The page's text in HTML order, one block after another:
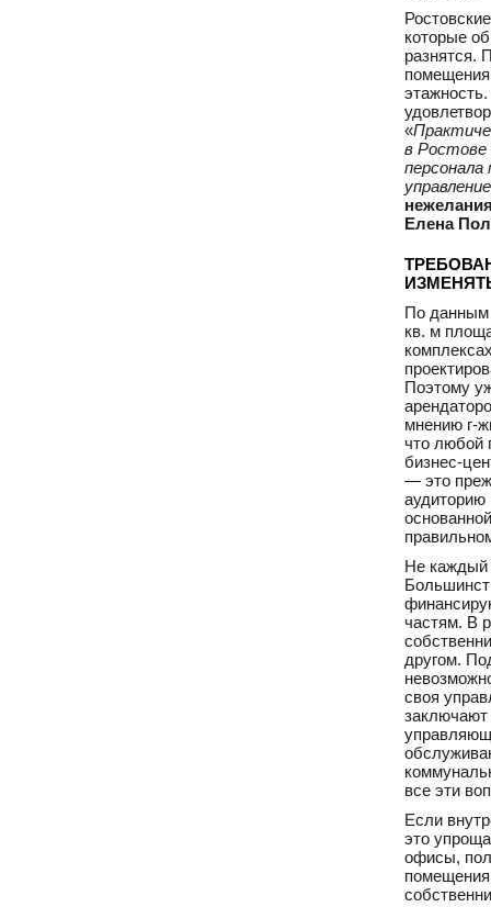
которые
разнятся.
«
в Ростове
персонала
Елена
По данным
кв. м
Поэтому
мнению г-
что любой
бизнес-
— это
аудиторию
Не каждый
частям. В
другом.
своя
заключают
все эти
Если
это
офисы,
помещения